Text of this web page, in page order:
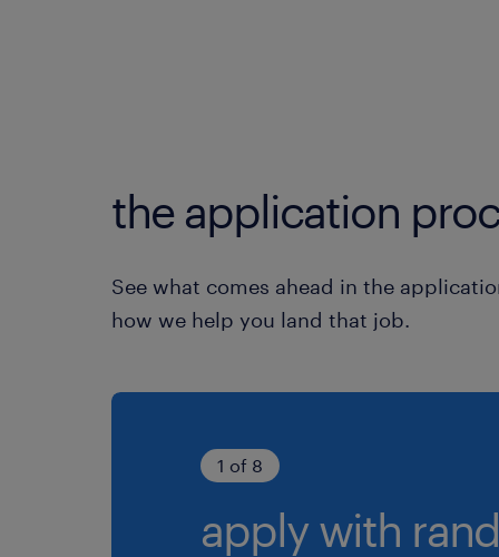
the application
See what comes ahead in the
how we help you land that job.
1 of 8
apply with